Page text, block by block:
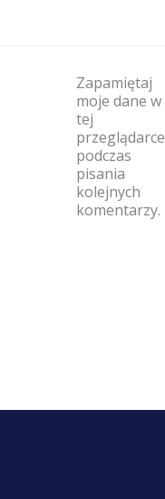
Zapamiętaj
moje dane w
tej
przeglądarce
podczas
pisania
kolejnych
komentarzy.